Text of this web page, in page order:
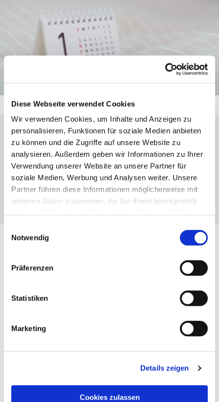
Diese Webseite verwendet Cookies
Wir verwenden Cookies, um Inhalte und Anzeigen zu
personalisieren, Funktionen für soziale Medien anbieten
zu können und die Zugriffe auf unsere Website zu
analysieren. Außerdem geben wir Informationen zu Ihrer
Verwendung unserer Website an unsere Partner für
soziale Medien, Werbung und Analysen weiter. Unsere
Partner führen diese Informationen möglicherweise mit
weiteren Daten zusammen, die Sie ihnen bereitgestellt
Notwendig
Präferenzen
Statistiken
Marketing
Details zeigen
Cookies zulassen
Sonntag, 10. Januar 2027, 10:00 - 11:00
Uhr
Nanzenbach, Hauptstr. 19, 35690
Dillenburg